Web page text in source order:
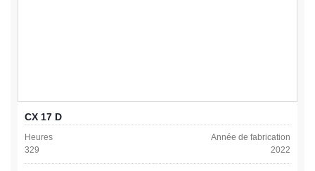
CX 17 D
Heures
329
Année de fabrication
2022